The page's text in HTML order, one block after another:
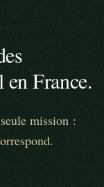
France.
mission :